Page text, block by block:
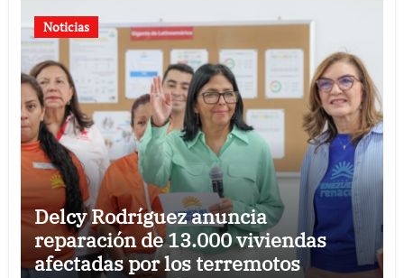
Noticias
Delcy Rodríguez anuncia
reparación de 13.000 viviendas
afectadas por los terremotos